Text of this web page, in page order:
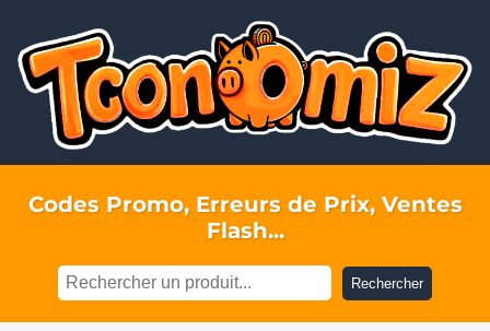
Codes Promo, Erreurs de Prix, Ventes
Flash...
Rechercher